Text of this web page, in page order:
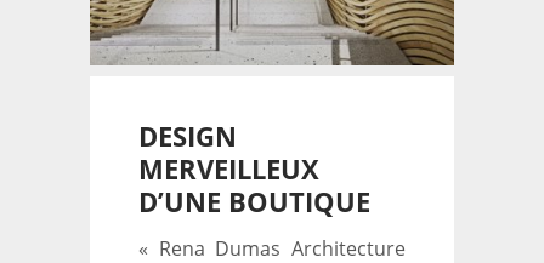
DESIGN
MERVEILLEUX
D’UNE BOUTIQUE
« Rena Dumas Architecture